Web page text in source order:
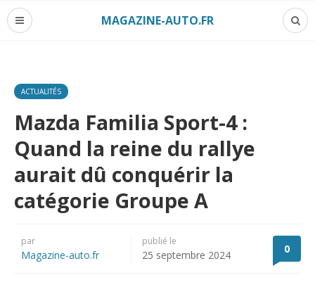
MAGAZINE-AUTO.FR
ACTUALITÉS
Mazda Familia Sport-4 :
Quand la reine du rallye
aurait dû conquérir la
catégorie Groupe A
par
Magazine-auto.fr
publié le
25 septembre 2024 0